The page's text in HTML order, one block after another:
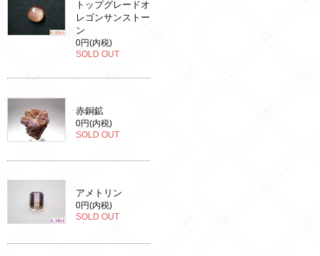
トップグレードオ
レゴンサンストー
ン
0円(内税)
SOLD OUT
赤銅鉱
0円(内税)
SOLD OUT
アメトリン
0円(内税)
SOLD OUT